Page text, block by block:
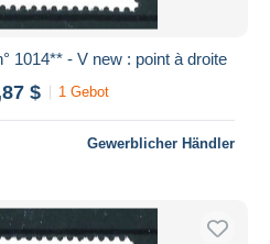
1014** - V new : point à droite
$ 1 Gebot
Gewerblicher Händler